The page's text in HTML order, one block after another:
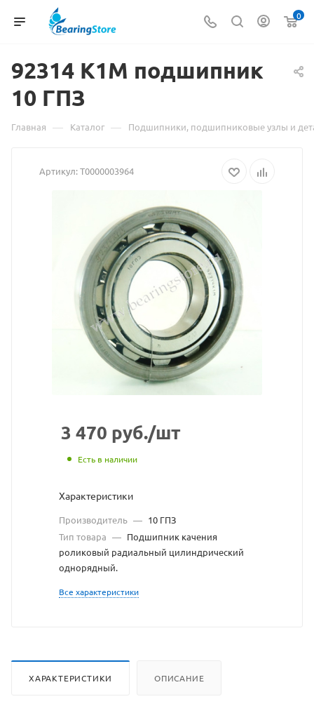
0
92314 К1М подшипник
10 Материал
о
92314
подшипник
ГПЗ
взят
https://bearingstore.ru
ссылке
https://
без
владельца
сайта
ГПЗ
Главная — Каталог — Подшипники, подшипниковые узлы и
Артикул:Т0000003964
3 470 руб./шт
Есть в наличии
Характеристики
Производитель — 10 ГПЗ
Тип товара — Подшипник качения
роликовый радиальный цилиндрический
однорядный.
Все характеристики
ХАРАКТЕРИСТИКИ ОПИСАНИЕ